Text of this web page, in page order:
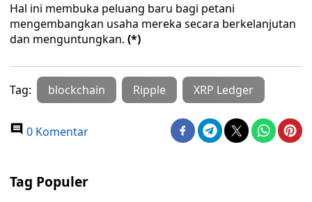
Hal ini membuka peluang baru bagi petani
mengembangkan usaha mereka secara berkelanjutan
dan menguntungkan. (*)
Tag: blockchain Ripple XRP Ledger
0 Komentar
Tag Populer